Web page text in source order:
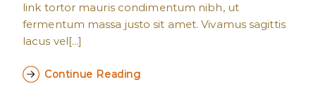
link tortor mauris condimentum nibh, ut
fermentum massa justo sit amet. Vivamus sagittis
lacus vel[...]
Continue Reading